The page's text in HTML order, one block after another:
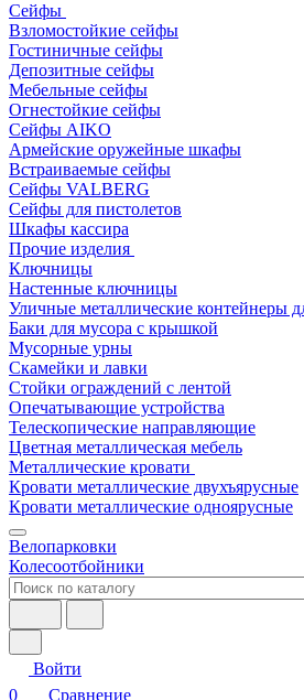
Сейфы
Взломостойкие сейфы
Гостиничные сейфы
Депозитные сейфы
Мебельные сейфы
Огнестойкие сейфы
Сейфы AIKO
Армейские оружейные шкафы
Встраиваемые сейфы
Сейфы VALBERG
Сейфы для пистолетов
Шкафы кассира
Прочие изделия
Ключницы
Настенные ключницы
Уличные металлические контейнеры
Баки для мусора с крышкой
Мусорные урны
Скамейки и лавки
Стойки ограждений с лентой
Опечатывающие устройства
Телескопические направляющие
Цветная металлическая мебель
Металлические кровати
Кровати металлические двухъярусные
Кровати металлические одноярусные
Велопарковки
Колесоотбойники
Войти
0
Сравнение